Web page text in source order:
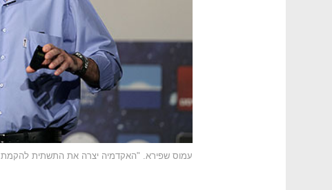
עמוס שפירא. "האקדמיה יצרה את התשתית להקמת 8200 והכור בדימונה"